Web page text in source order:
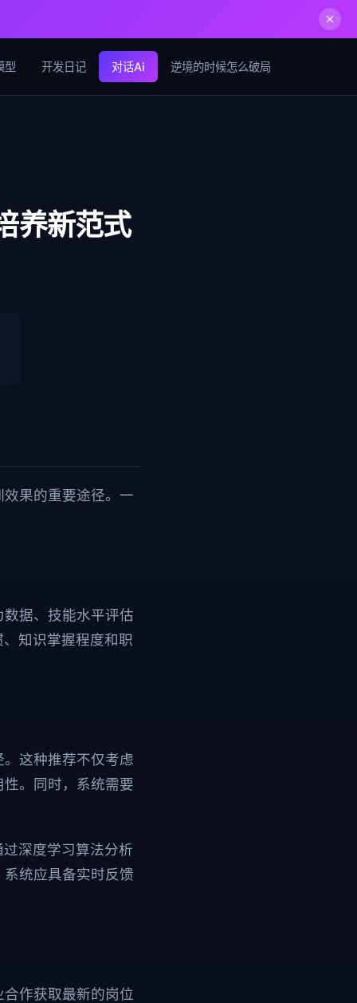
型 开发日记 对话Ai 逆境的时候怎么破局
养新范式
果的重要途径。一
据、技能水平评估
知识掌握程度和职
这种推荐不仅考虑
。同时，系统需要
深度学习算法分析
统应具备实时反馈
作获取最新的岗位